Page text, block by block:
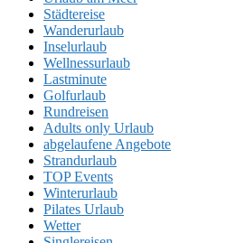
Städtereise
Wanderurlaub
Inselurlaub
Wellnessurlaub
Lastminute
Golfurlaub
Rundreisen
Adults only Urlaub
abgelaufene Angebote
Strandurlaub
TOP Events
Winterurlaub
Pilates Urlaub
Wetter